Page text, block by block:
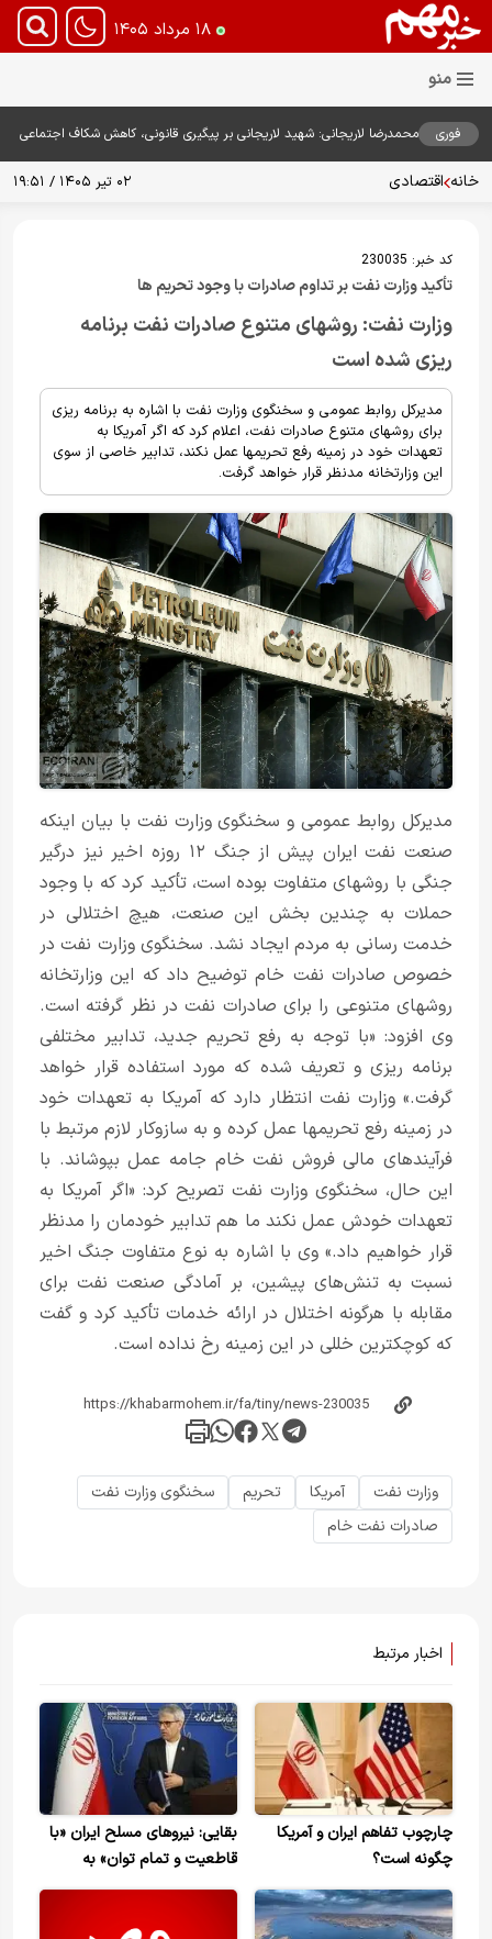
۱۸ مرداد ۱۴۰۵
فوری
محمدرضا لاریجانی: شهید لاریجانی بر پیگیری قانونی، کاهش شکاف اجتماعی
خانه اقتصادی ۰۲ تیر ۱۴۰۵ / ۱۹:۵۱
کد خبر: 230035
تأکید وزارت نفت بر تداوم صادرات با وجود تحریم ها
وزارت نفت: روشهای متنوع صادرات نفت برنامه
ریزی شده است
مدیرکل روابط عمومی و سخنگوی وزارت نفت با اشاره به برنامه ریزی
برای روشهای متنوع صادرات نفت، اعلام کرد که اگر آمریکا به
تعهدات خود در زمینه رفع تحریمها عمل نکند، تدابیر خاصی از سوی
این وزارتخانه مدنظر قرار خواهد گرفت.
مدیرکل روابط عمومی و سخنگوی وزارت نفت با بیان اینکه
صنعت نفت ایران پیش از جنگ ۱۲ روزه اخیر نیز درگیر
جنگی با روشهای متفاوت بوده است، تأکید کرد که با وجود
حملات به چندین بخش این صنعت، هیچ اختلالی در
خدمت رسانی به مردم ایجاد نشد. سخنگوی وزارت نفت در
خصوص صادرات نفت خام توضیح داد که این وزارتخانه
روشهای متنوعی را برای صادرات نفت در نظر گرفته است.
وی افزود: «با توجه به رفع تحریم جدید، تدابیر مختلفی
برنامه ریزی و تعریف شده که مورد استفاده قرار خواهد
گرفت.» وزارت نفت انتظار دارد که آمریکا به تعهدات خود
در زمینه رفع تحریمها عمل کرده و به سازوکار لازم مرتبط با
فرآیندهای مالی فروش نفت خام جامه عمل بپوشاند. با
این حال، سخنگوی وزارت نفت تصریح کرد: «اگر آمریکا به
تعهدات خودش عمل نکند ما هم تدابیر خودمان را مدنظر
قرار خواهیم داد.» وی با اشاره به نوع متفاوت جنگ اخیر
نسبت به تنش‌های پیشین، بر آمادگی صنعت نفت برای
مقابله با هرگونه اختلال در ارائه خدمات تأکید کرد و گفت
که کوچکترین خللی در این زمینه رخ نداده است.
وزارت نفت آمریکا تحریم
سخنگوی وزارت نفت
صادرات نفت خام
اخبار مرتبط
چارچوب تفاهم ایران و آمریکا
چگونه است؟
بقایی: نیروهای مسلح ایران «با
قاطعیت و تمام توان» به
هرگونه حمله احتمالی پاسخ